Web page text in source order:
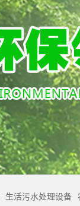
生活污水处理设备